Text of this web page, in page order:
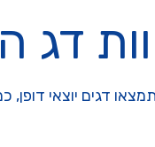
דג
דגים יוצאי דופן,